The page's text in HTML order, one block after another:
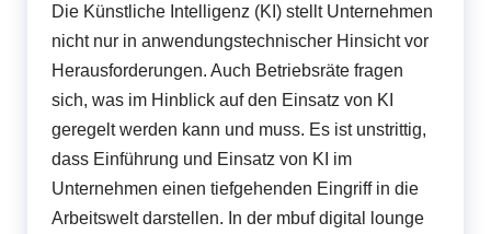
Die Künstliche Intelligenz (KI) stellt Unternehmen
nicht nur in anwendungstechnischer Hinsicht vor
Herausforderungen. Auch Betriebsräte fragen
sich, was im Hinblick auf den Einsatz von KI
geregelt werden kann und muss. Es ist unstrittig,
dass Einführung und Einsatz von KI im
Unternehmen einen tiefgehenden Eingriff in die
Arbeitswelt darstellen. In der mbuf digital lounge